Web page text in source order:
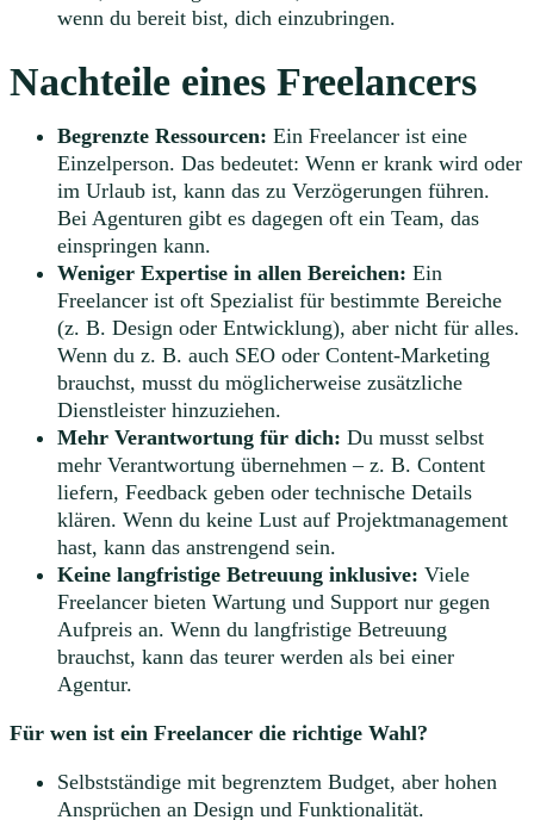
wenn du bereit bist, dich einzubringen.
Nachteile eines Freelancers
Begrenzte Ressourcen: Ein Freelancer ist eine
Einzelperson. Das bedeutet: Wenn er krank wird oder
im Urlaub ist, kann das zu Verzögerungen führen.
Bei Agenturen gibt es dagegen oft ein Team, das
einspringen kann.
Weniger Expertise in allen Bereichen: Ein
Freelancer ist oft Spezialist für bestimmte Bereiche
(z. B. Design oder Entwicklung), aber nicht für alles.
Wenn du z. B. auch SEO oder Content-Marketing
brauchst, musst du möglicherweise zusätzliche
Dienstleister hinzuziehen.
Mehr Verantwortung für dich: Du musst selbst
mehr Verantwortung übernehmen – z. B. Content
liefern, Feedback geben oder technische Details
klären. Wenn du keine Lust auf Projektmanagement
hast, kann das anstrengend sein.
Keine langfristige Betreuung inklusive: Viele
Freelancer bieten Wartung und Support nur gegen
Aufpreis an. Wenn du langfristige Betreuung
brauchst, kann das teurer werden als bei einer
Agentur.
Für wen ist ein Freelancer die richtige Wahl?
Selbstständige mit begrenztem Budget, aber hohen
Ansprüchen an Design und Funktionalität.